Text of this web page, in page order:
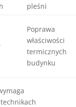
pleśni
Poprawa
właściwości
termicznych
budynku